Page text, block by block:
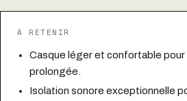
À RETENIR
Casque léger et confortable pour
prolongée.
Isolation sonore exceptionnelle